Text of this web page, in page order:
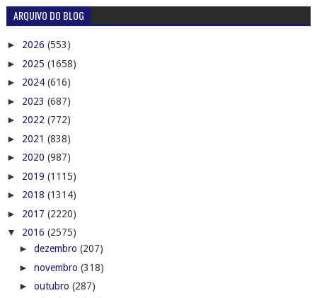
ARQUIVO DO BLOG
► 2026 (553)
► 2025 (1658)
► 2024 (616)
► 2023 (687)
► 2022 (772)
► 2021 (838)
► 2020 (987)
► 2019 (1115)
► 2018 (1314)
► 2017 (2220)
▼ 2016 (2575)
► dezembro (207)
► novembro (318)
► outubro (287)